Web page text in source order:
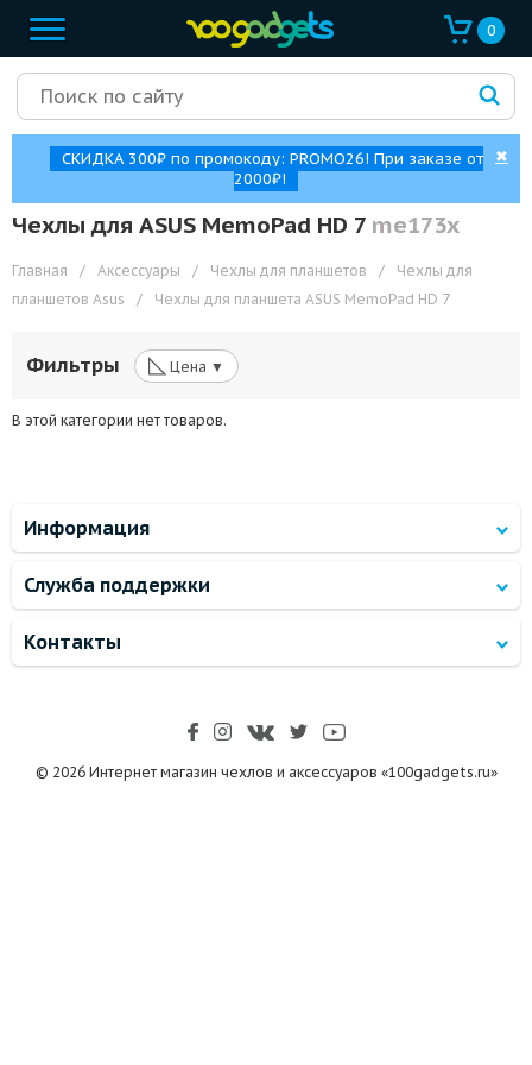
0
СКИДКА 300₽ по промокоду: PROMO26! При заказе от
2000₽!
✖
Чехлы для ASUS MemoPad HD 7 me173x
Главная / Аксессуары / Чехлы для планшетов /
Чехлы для
планшетов Asus
/ Чехлы для планшета ASUS MemoPad HD 7
Фильтры ◺ Цена ▼
В этой категории нет товаров.
Информация
Служба поддержки
Контакты
© 2026 Интернет магазин чехлов и аксессуаров «100gadgets.ru»